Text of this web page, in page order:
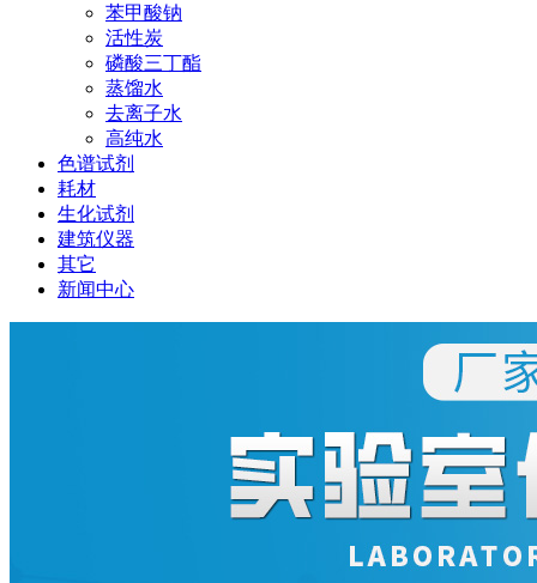
苯甲酸钠
活性炭
磷酸三丁酯
蒸馏水
去离子水
高纯水
色谱试剂
耗材
生化试剂
建筑仪器
其它
新闻中心